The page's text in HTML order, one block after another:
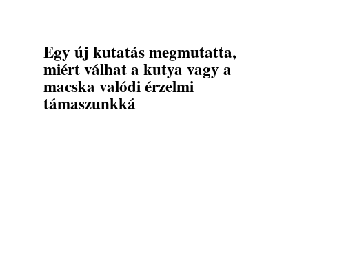
Egy új kutatás megmutatta,
miért válhat a kutya vagy a
macska valódi érzelmi
támaszunkká